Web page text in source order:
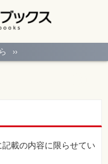
››
載の内容に限らせてい